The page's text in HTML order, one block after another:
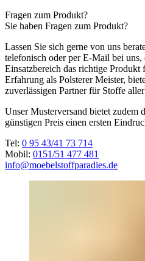
Fragen zum Produkt?
Sie haben Fragen zum Produkt?
Lassen Sie sich gerne von uns
telefonisch oder per E-Mail bei
Einsatzbereich das richtige Produkt
Erfahrung als Polsterer Meister,
zuverlässigen Partner für Stoffe
Unser Musterversand bietet zudem
günstigen Preis einen ersten
Tel: 0 95 43/41 73 714
Mobil: 0151/51 477 481
info@moebelstoffparadies.de